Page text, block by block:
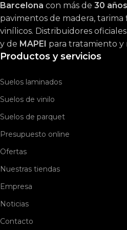
Barcelona con más de 30
pavimentos de madera,
vinílicos. Distribuidores
y de MAPEI para tratamiento
Productos y servicios
Suelos laminados
Suelos de vinilo
Suelos de parquet
Presupuesto online
Ofertas
Nuestras tiendas
Empresa
Noticias
Contacto